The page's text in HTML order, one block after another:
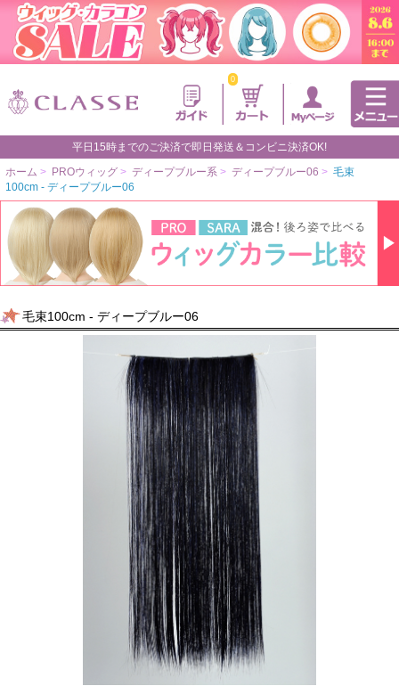
0
平日15時までのご決済で即日発送＆コンビニ決済OK!
ホーム > PROウィッグ > ディープブルー系 > ディープブルー06 > 毛束
100cm - ディープブルー06
毛束100cm - ディープブルー06